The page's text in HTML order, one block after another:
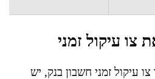
צו עיקול זמני
עיקול זמני חשבון בנק, יש